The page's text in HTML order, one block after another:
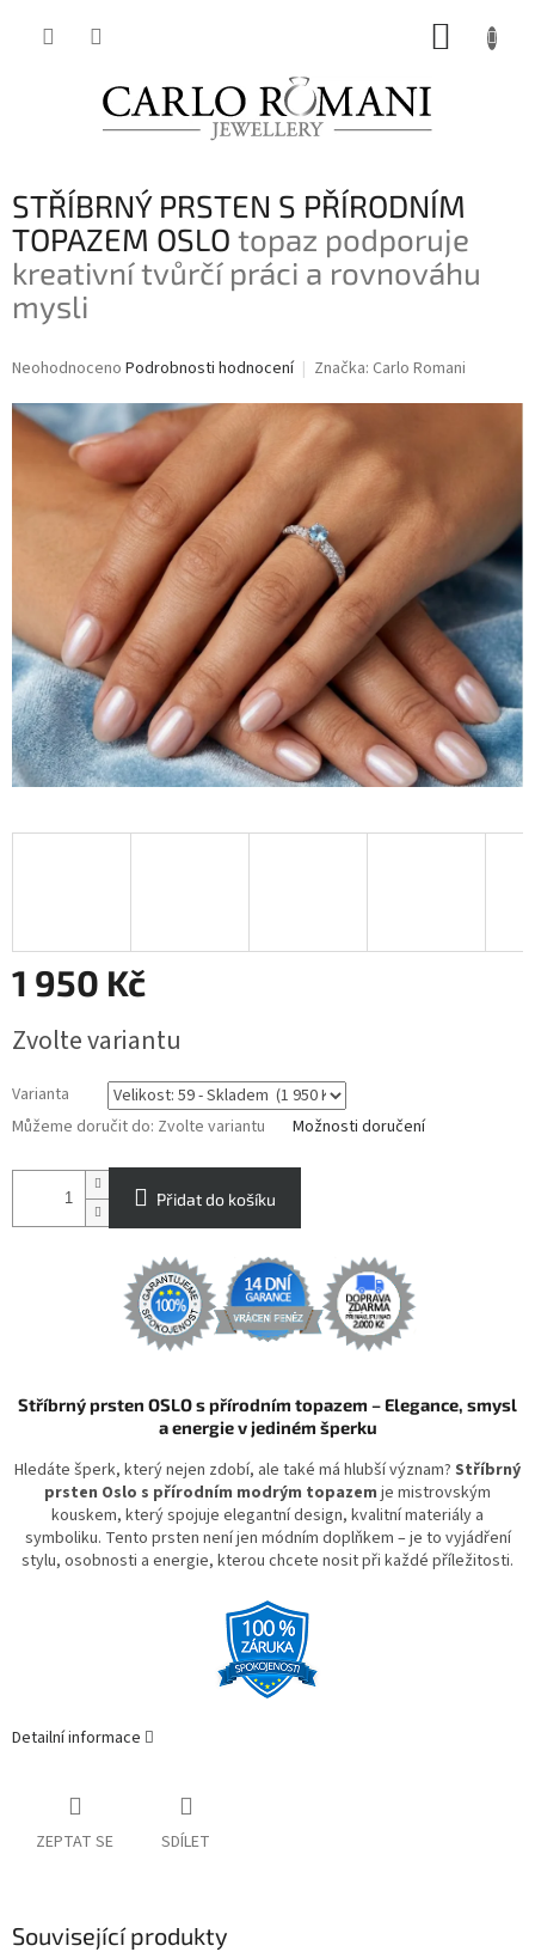
STŘÍBRNÝ PRSTEN S PŘÍRODNÍM
TOPAZEM OSLO topaz podporuje
kreativní tvůrčí práci a rovnováhu
mysli
Průměrné
produktu
je
Neohodnoceno Podrobnosti hodnocení Značka: Carlo Romani
1 950 Kč
cena:
Zvolte variantu
Varianta
Můžeme doručit do: Zvolte variantu Možnosti doručení
Přidat do košíku
Stříbrný prsten OSLO s přírodním topazem – Elegance, smysl
a energie v jediném šperku
Hledáte šperk, který nejen zdobí, ale také má hlubší význam? Stříbrný
prsten Oslo s přírodním modrým topazem je mistrovským
kouskem, který spojuje elegantní design, kvalitní materiály a
symboliku. Tento prsten není jen módním doplňkem – je to vyjádření
stylu, osobnosti a energie, kterou chcete nosit při každé příležitosti.
Detailní informace
ZEPTAT SE SDÍLET
Související produkty